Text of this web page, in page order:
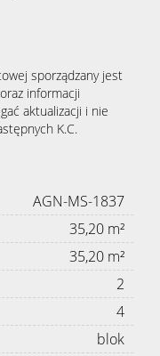
sporządzany jest
informacji
aktualizacji i nie
K.C.
AGN-MS-1837
35,20 m²
35,20 m²
2
4
blok